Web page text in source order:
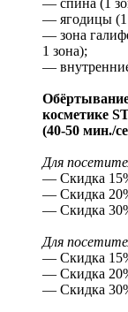
— ягодицы (1
— зона
1 зона);
— внутренние
косметике
(40-50 мин./
Для
— Скидка
— Скидка
— Скидка
Для
— Скидка
— Скидка
— Скидка